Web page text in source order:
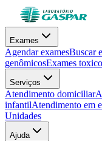
Exames
Agendar examesBuscar
genômicosExames
Serviços
Atendimento domiciliar
infantilAtendimento em
Unidades
Ajuda